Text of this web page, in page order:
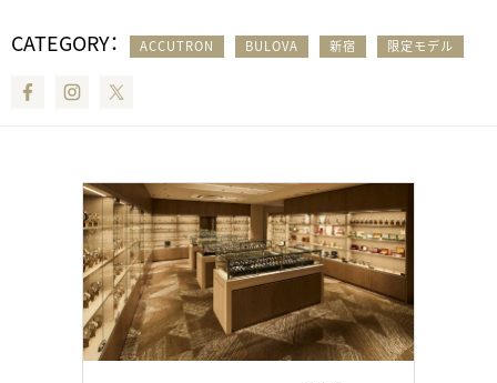
CATEGORY： ACCUTRON BULOVA 新宿 限定モデル
FacebookInstagram